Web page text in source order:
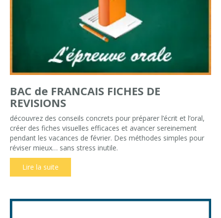
BAC de FRANCAIS FICHES DE
REVISIONS
découvrez des conseils concrets pour préparer l’écrit et l’oral,
créer des fiches visuelles efficaces et avancer sereinement
pendant les vacances de février. Des méthodes simples pour
réviser mieux… sans stress inutile.
Lire la suite